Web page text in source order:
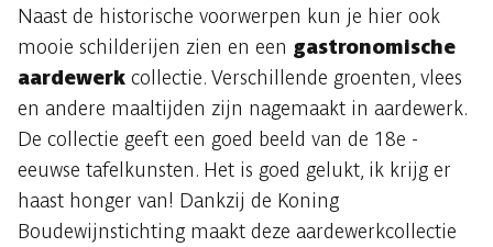
Naast de historische voorwerpen kun je hier ook
mooie schilderijen zien en een gastronomische
aardewerk collectie. Verschillende groenten, vlees
en andere maaltijden zijn nagemaakt in aardewerk.
De collectie geeft een goed beeld van de 18e -
eeuwse tafelkunsten. Het is goed gelukt, ik krijg er
haast honger van! Dankzij de Koning
Boudewijnstichting maakt deze aardewerkcollectie